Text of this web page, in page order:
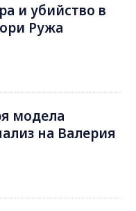
и убийство в
Ружа
модела
на Валерия